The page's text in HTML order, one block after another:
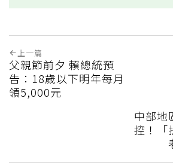
上一篇
父親節前夕 賴總統預
告：18歲以下明年每月
領5,000元
中部地
控！「